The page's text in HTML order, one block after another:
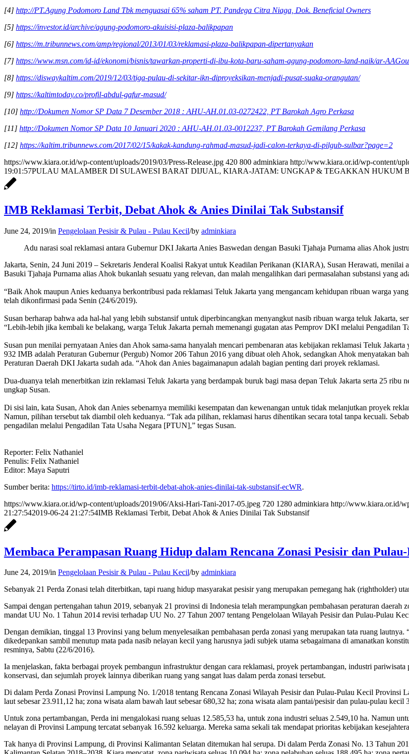
[4] http://PT.Agung Podomoro Land Tbk menguasai 65% saham PT. Pandega Citra Niaga, Dok. Beneficial Owners
[5] https://investor.id/archive/agung-podomoro-akuisisi-plaza-balikpapan
[6] https://m.tribunnews.com/amp/regional/2013/01/03/reklamasi-plaza-balikpapan-dipertanyakan
[7] https://www.msn.com/id-id/ekonomi/bisnis/tawarkan-properti-di-ibu-kota-baru-saham-agung-podomoro-land-naik/ar-
[8] https://diswaykaltim.com/2019/12/03/tiga-pulau-di-sekitar-ikn-diproyeksikan-menjadi-pusat-suaka-orangutan/
[9] https://kaltimtoday.co/profil-abdul-gafur-masud/
[10] http://Dokumen Nomor SP Data 7 Desember 2018 : AHU-AH.01.03-0272422, PT Barokah Agro Perkasa
[11] http://Dokumen Nomor SP Data 10 Januari 2020 : AHU-AH.01.03-0012237, PT Barokah Gemilang Perkasa
[12] https://kaltim.tribunnews.com/2017/02/15/kakak-kandung-rahmad-masud-jadi-calon-terkaya-di-pilgub-sulbar?page=2
https://www.kiara.or.id/wp-content/uploads/2019/03/Press-Release.jpg 420 800 adminkiara http://www.kiara.or.id/wp-content/
19:01:57PULAU MALAMBER DI SULAWESI BARAT DIJUAL, KIARA-JATAM: UNGKAP & TEGAKKAN HUKUM
IMB Reklamasi Terbit, Debat Ahok & Anies Dinilai Tak Substansif
June 24, 2019/in Pengelolaan Pesisir & Pulau - Pulau Kecil/by adminkiara
Adu narasi soal reklamasi antara Gubernur DKI Jakarta Anies Baswedan dengan Basuki Tjahaja Purnama alias Ahok
Jakarta, Senin, 24 Juni 2019 – Sekretaris Jenderal Koalisi Rakyat untuk Keadilan Perikanan (KIARA), Susan Herawati, menilai
Basuki Tjahaja Purnama alias Ahok bukanlah sesuatu yang relevan, dan malah mengalihkan dari permasalahan substansi yang
“Baik Ahok maupun Anies keduanya berkontribusi pada reklamasi Teluk Jakarta yang mengancam kehidupan ribuan warga
telah dikonfirmasi pada Senin (24/6/2019).
Susan berharap bahwa ada hal-hal yang lebih substansif untuk diperbincangkan menyangkut nasib ribuan warga teluk Jakarta,
“Lebih-lebih jika kembali ke belakang, warga Teluk Jakarta pernah memenangi gugatan atas Pemprov DKI melalui Pengadilan
Susan pun menilai pernyataan Anies dan Ahok sama-sama hanyalah mencari pembenaran atas kebijakan reklamasi Teluk
932 IMB adalah Peraturan Gubernur (Pergub) Nomor 206 Tahun 2016 yang dibuat oleh Ahok, sedangkan Ahok menyatakan
Peraturan Daerah DKI Jakarta sudah ada. “Ahok dan Anies bagaimanapun adalah bagian penting dari proyek reklamasi.
Dua-duanya telah menerbitkan izin reklamasi Teluk Jakarta yang berdampak buruk bagi masa depan Teluk Jakarta serta 25 ribu
ungkap Susan.
Di sisi lain, kata Susan, Ahok dan Anies sebenarnya memiliki kesempatan dan kewenangan untuk tidak melanjutkan proyek
Namun, pilihan tersebut tak diambil oleh keduanya. “Tak ada pilihan, reklamasi harus dihentikan secara total tanpa kecuali.
pengadilan melalui Pengadilan Tata Usaha Negara [PTUN],” tegas Susan.
Reporter: Felix Nathaniel
Penulis: Felix Nathaniel
Editor: Maya Saputri
Sumber berita: https://tirto.id/imb-reklamasi-terbit-debat-ahok-anies-dinilai-tak-substansif-ecWR.
https://www.kiara.or.id/wp-content/uploads/2019/06/Aksi-Hari-Tani-2017-05.jpeg 720 1280 adminkiara http://www.kiara.or.id/
21:27:542019-06-24 21:27:54IMB Reklamasi Terbit, Debat Ahok & Anies Dinilai Tak Substansif
Membaca Perampasan Ruang Hidup dalam Rencana Zonasi Pesisir dan
June 24, 2019/in Pengelolaan Pesisir & Pulau - Pulau Kecil/by adminkiara
Sebanyak 21 Perda Zonasi telah diterbitkan, tapi ruang hidup masyarakat pesisir yang merupakan pemegang hak (rightholder)
Sampai dengan pertengahan tahun 2019, sebanyak 21 provinsi di Indonesia telah merampungkan pembahasan peraturan
mandat UU No. 1 Tahun 2014 revisi terhadap UU No. 27 Tahun 2007 tentang Pengelolaan Wilayah Pesisir dan Pulau-Pulau
Dengan demikian, tinggal 13 Provinsi yang belum menyelesaikan pembahasan perda zonasi yang merupakan tata ruang
dikedepankan sambil menutup mata pada nasib nelayan kecil yang harusnya jadi subjek utama sebagaimana di amanatkan
resminya, Sabtu (22/6/2016).
Ia menjelaskan, fakta berbagai proyek pembangun infrastruktur dengan cara reklamasi, proyek pertambangan, industri
konservasi, dan sejumlah proyek lainnya diberikan ruang yang sangat luas dalam perda zonasi tersebut.
Di dalam Perda Zonasi Provinsi Lampung No. 1/2018 tentang Rencana Zonasi Wilayah Pesisir dan Pulau-Pulau Kecil Provinsi
laut sebesar 23.911,12 ha; zona wisata alam bawah laut sebesar 680,32 ha; zona wisata alam pantai/pesisir dan pulau-pulau
Untuk zona pertambangan, Perda ini mengalokasi ruang seluas 12.585,53 ha, untuk zona industri seluas 2.549,10 ha. Namun
nelayan di Provinsi Lampung tercatat sebanyak 16.592 keluarga. Mereka sama sekali tak mendapat prioritas kebijakan
Tak hanya di Provinsi Lampung, di Provinsi Kalimantan Selatan ditemukan hal serupa. Di dalam Perda Zonasi No. 13 Tahun